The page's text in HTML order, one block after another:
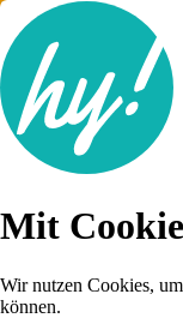
Lebenslauf
Karriere-Tipps
Mit
Wir nutzen Cookies,
können.